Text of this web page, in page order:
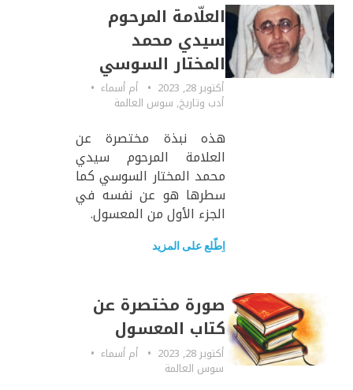
العلّامة المرحوم
سيدي محمد
المختار السوسي
أكتوبر 28, 2023 أم أسماء
أدب وتاريخ, سوس العالمة
هذه نبذة مختصرة عن
العلامة المرحوم سيدي
محمد المختار السوسي كما
سطرها هو عن نفسه في
الجزء الأول من المعسول.
اِطّلع على المزيد
صورة مختصرة عن
كتاب المعسول
أكتوبر 28, 2023 أم أسماء
سوس العالمة